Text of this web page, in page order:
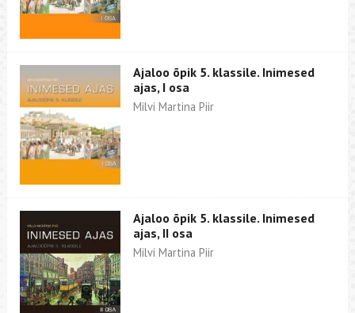
Ajaloo õpik 5. klassile. Inimesed
ajas, I osa
Milvi Martina Piir
Ajaloo õpik 5. klassile. Inimesed
ajas, II osa
Milvi Martina Piir